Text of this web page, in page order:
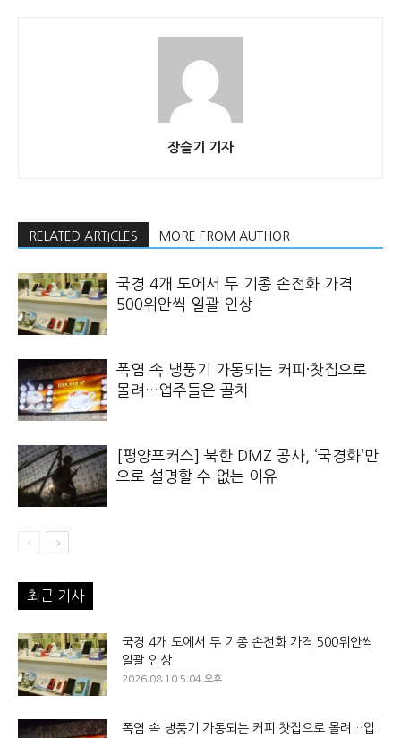
장슬기 기자
RELATED ARTICLES MORE FROM AUTHOR
국경 4개 도에서 두 기종 손전화 가격
500위안씩 일괄 인상
폭염 속 냉풍기 가동되는 커피·찻집으로
몰려…업주들은 골치
[평양포커스] 북한 DMZ 공사, ‘국경화’만
으로 설명할 수 없는 이유
최근 기사
국경 4개 도에서 두 기종 손전화 가격 500위안씩
일괄 인상
2026.08.10 5:04 오후
폭염 속 냉풍기 가동되는 커피·찻집으로 몰려…업